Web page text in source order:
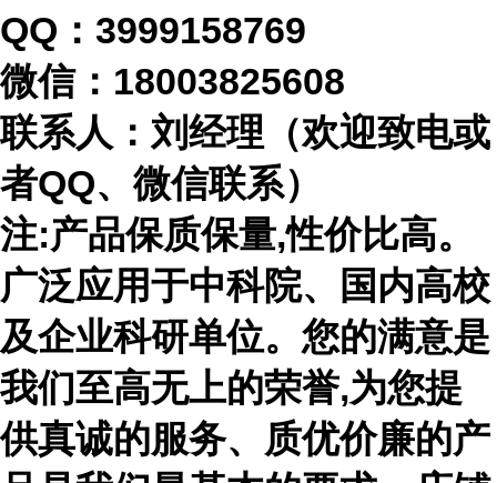
QQ：3999158769
微信： 18003825608
联系人：刘经理（欢迎致电或
者QQ、微信联系）
注:产品保质保量,性价比高。
广泛应用于中科院、国内高校
及企业科研单位。您的满意是
我们至高无上的荣誉,为您提
供真诚的服务、质优价廉的产